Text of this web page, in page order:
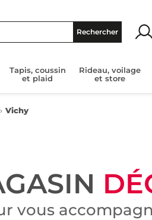
Rechercher
Tapis, coussin
et plaid
Rideau, voilage
et store
› Vichy
vous